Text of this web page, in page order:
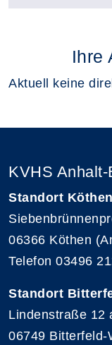
Ihre
Aktuell keine
KVHS
Standort Köthen
06366 Köthen
Telefon 03496
Standort
Lindenstraße 12
06749 Bitterfeld-